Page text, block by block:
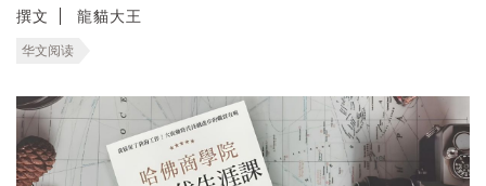
撰文 龍貓大王
华文阅读